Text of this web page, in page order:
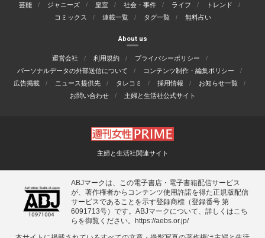
芸能 ジャニーズ 皇室 社会・事件 ライフ
トレンド
コミックス
連載一覧 タグ一覧 無料占い
About us
運営会社 利用規約
プライバシーポリシー
パーソナルデータの外部送信について
コンテンツ制作・編集ポリシー
広告掲載
ニュース提供先 タレコミ 採用情報
お知らせ一覧
お問い合わせ
主婦と生活社公式サイト
主婦と生活社関連サイト
ABJマークは、この電子書店・電子書籍配信サービス
が、著作権者からコンテンツ使用許諾を得た正規版配信
サービスであることを示す登録商標（登録番号 第
6091713号）です。ABJマークについて、詳しくはこち
らを御覧ください。 https://aebs.or.jp/